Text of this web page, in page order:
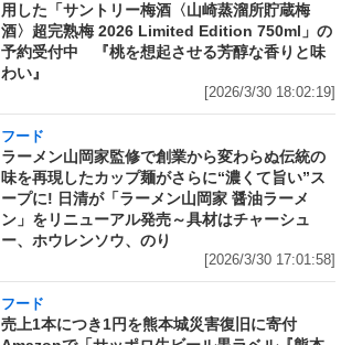
用した「サントリー梅酒〈山崎蒸溜所貯蔵梅
酒〉超完熟梅 2026 Limited Edition 750ml」の
予約受付中 『桃を想起させる芳醇な香りと味
わい』
[2026/3/30 18:02:19]
フード
ラーメン山岡家監修で創業から変わらぬ伝統の
味を再現したカップ麺がさらに“濃くて旨い”ス
ープに! 日清が「ラーメン山岡家 醤油ラーメ
ン」をリニューアル発売～具材はチャーシュ
ー、ホウレンソウ、のり
[2026/3/30 17:01:58]
フード
売上1本につき1円を熊本城災害復旧に寄付